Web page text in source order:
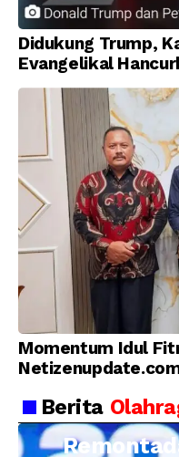
Didukung Trump,
Evangelikal
Momentum Idul
Berita